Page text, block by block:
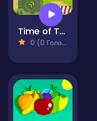
Time of Tanks
0 (0 Голосів)